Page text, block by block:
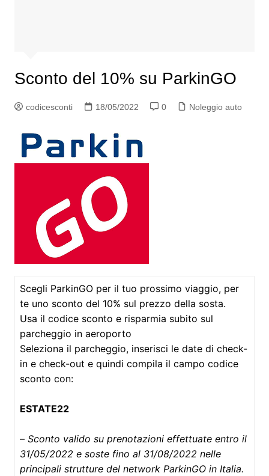
Sconto del 10% su ParkinGO
codicesconti 18/05/2022 0 Noleggio auto
Scegli ParkinGO per il tuo prossimo viaggio, per
te uno sconto del 10% sul prezzo della sosta.
Usa il codice sconto e risparmia subito sul
parcheggio in aeroporto
Seleziona il parcheggio, inserisci le date di check-
in e check-out e quindi compila il campo codice
sconto con:
ESTATE22
– Sconto valido su prenotazioni effettuate entro il
31/05/2022 e soste fino al 31/08/2022 nelle
principali strutture del network ParkinGO in Italia.